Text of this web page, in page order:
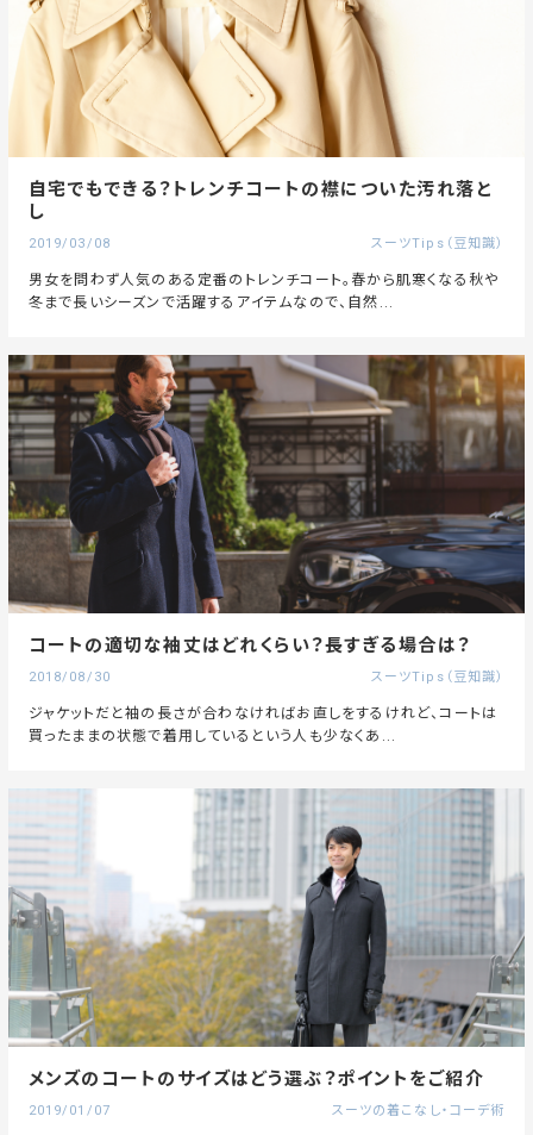
自宅でもできる？トレンチコートの襟についた汚れ落と
し
2019/03/08 スーツTips（豆知識）
男女を問わず人気のある定番のトレンチコート。春から肌寒くなる秋や
冬まで長いシーズンで活躍するアイテムなので、自然...
コートの適切な袖丈はどれくらい？長すぎる場合は？
2018/08/30 スーツTips（豆知識）
ジャケットだと袖の長さが合わなければお直しをするけれど、コートは
買ったままの状態で着用しているという人も少なくあ...
メンズのコートのサイズはどう選ぶ？ポイントをご紹介
2019/01/07 スーツの着こなし・コーデ術